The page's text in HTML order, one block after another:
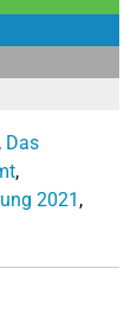
Das
,
2021 ,